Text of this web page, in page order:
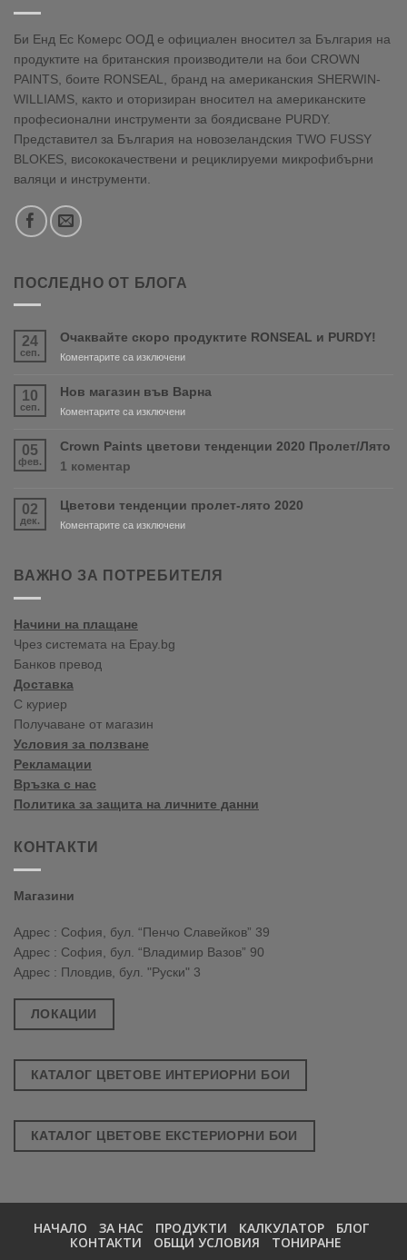
Би Енд Ес Комерс ООД е официален вносител за България на
продуктите на британския производители на бои CROWN
PAINTS, боите RONSEAL, бранд на американския SHERWIN-
WILLIAMS, както и оторизиран вносител на американските
професионални инструменти за боядисване PURDY.
Представител за България на новозеландския TWO FUSSY
BLOKES, висококачествени и рециклируеми микрофибърни
валяци и инструменти.
ПОСЛЕДНО ОТ БЛОГА
24
сеп.
Очаквайте скоро продуктите RONSEAL и PURDY!
Коментарите са изключениза
скоро
RONSEAL
PURDY!
10
сеп.
Нов магазин във Варна
Коментарите са изключениза
магазин
05
фев.
Crown Paints цветови тенденции 2020 Пролет/Лято
1 коментар
цветови
тенденции
Лято
02
дек.
Цветови тенденции пролет-лято 2020
Коментарите са изключениза
пролет-
ВАЖНО ЗА ПОТРЕБИТЕЛЯ
Начини на плащане
Чрез системата на Epay.bg
Банков превод
Доставка
С куриер
Получаване от магазин
Условия за ползване
Рекламации
Връзка с нас
Политика за защита на личните данни
КОНТАКТИ
Магазини
Адрес : София, бул. “Пенчо Славейков” 39
Адрес : София, бул. “Владимир Вазов” 90
Адрес : Пловдив, бул. "Руски" 3
ЛОКАЦИИ
КАТАЛОГ ЦВЕТОВЕ ИНТЕРИОРНИ БОИ
КАТАЛОГ ЦВЕТОВЕ ЕКСТЕРИОРНИ БОИ
НАЧАЛО ЗА НАС ПРОДУКТИ КАЛКУЛАТОР
БЛОГ
КОНТАКТИ
ОБЩИ УСЛОВИЯ ТОНИРАНЕ